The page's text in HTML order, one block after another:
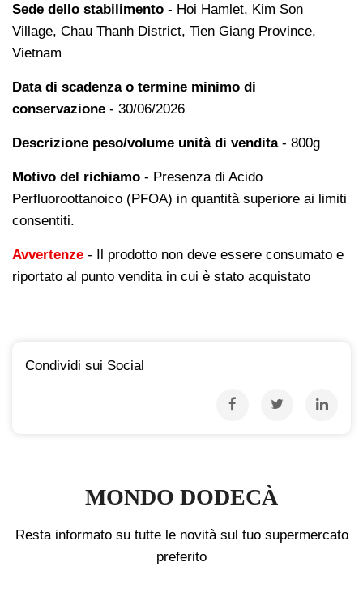
Sede dello stabilimento - Hoi Hamlet, Kim Son
Village, Chau Thanh District, Tien Giang Province,
Vietnam
Data di scadenza o termine minimo di
conservazione - 30/06/2026
Descrizione peso/volume unità di vendita- 800g
Motivo del richiamo - Presenza di Acido
Perfluoroottanoico (PFOA) in quantità superiore ai limiti
consentiti.
Avvertenze - Il prodotto non deve essere consumato e
riportato al punto vendita in cui è stato acquistato
Condividi sui Social
MONDO DODECÀ
Resta informato su tutte le novità sul tuo supermercato
preferito